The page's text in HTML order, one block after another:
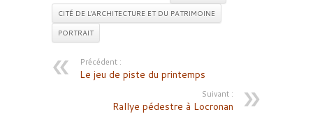
CITÉ DE L'ARCHITECTURE ET DU PATRIMOINE
PORTRAIT
Précédent :
Le jeu de piste du printemps
Suivant :
Rallye pédestre à Locronan